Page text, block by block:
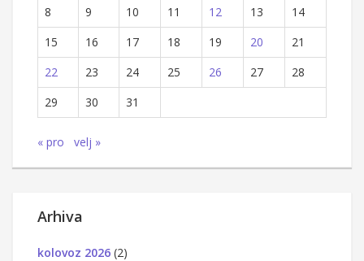
8
9 10 11 12 13
14
15
16 17 18 19 20
21
22
23 24 25 26 27
28
29
30 31
« pro velj »
Arhiva
kolovoz 2026 (2)